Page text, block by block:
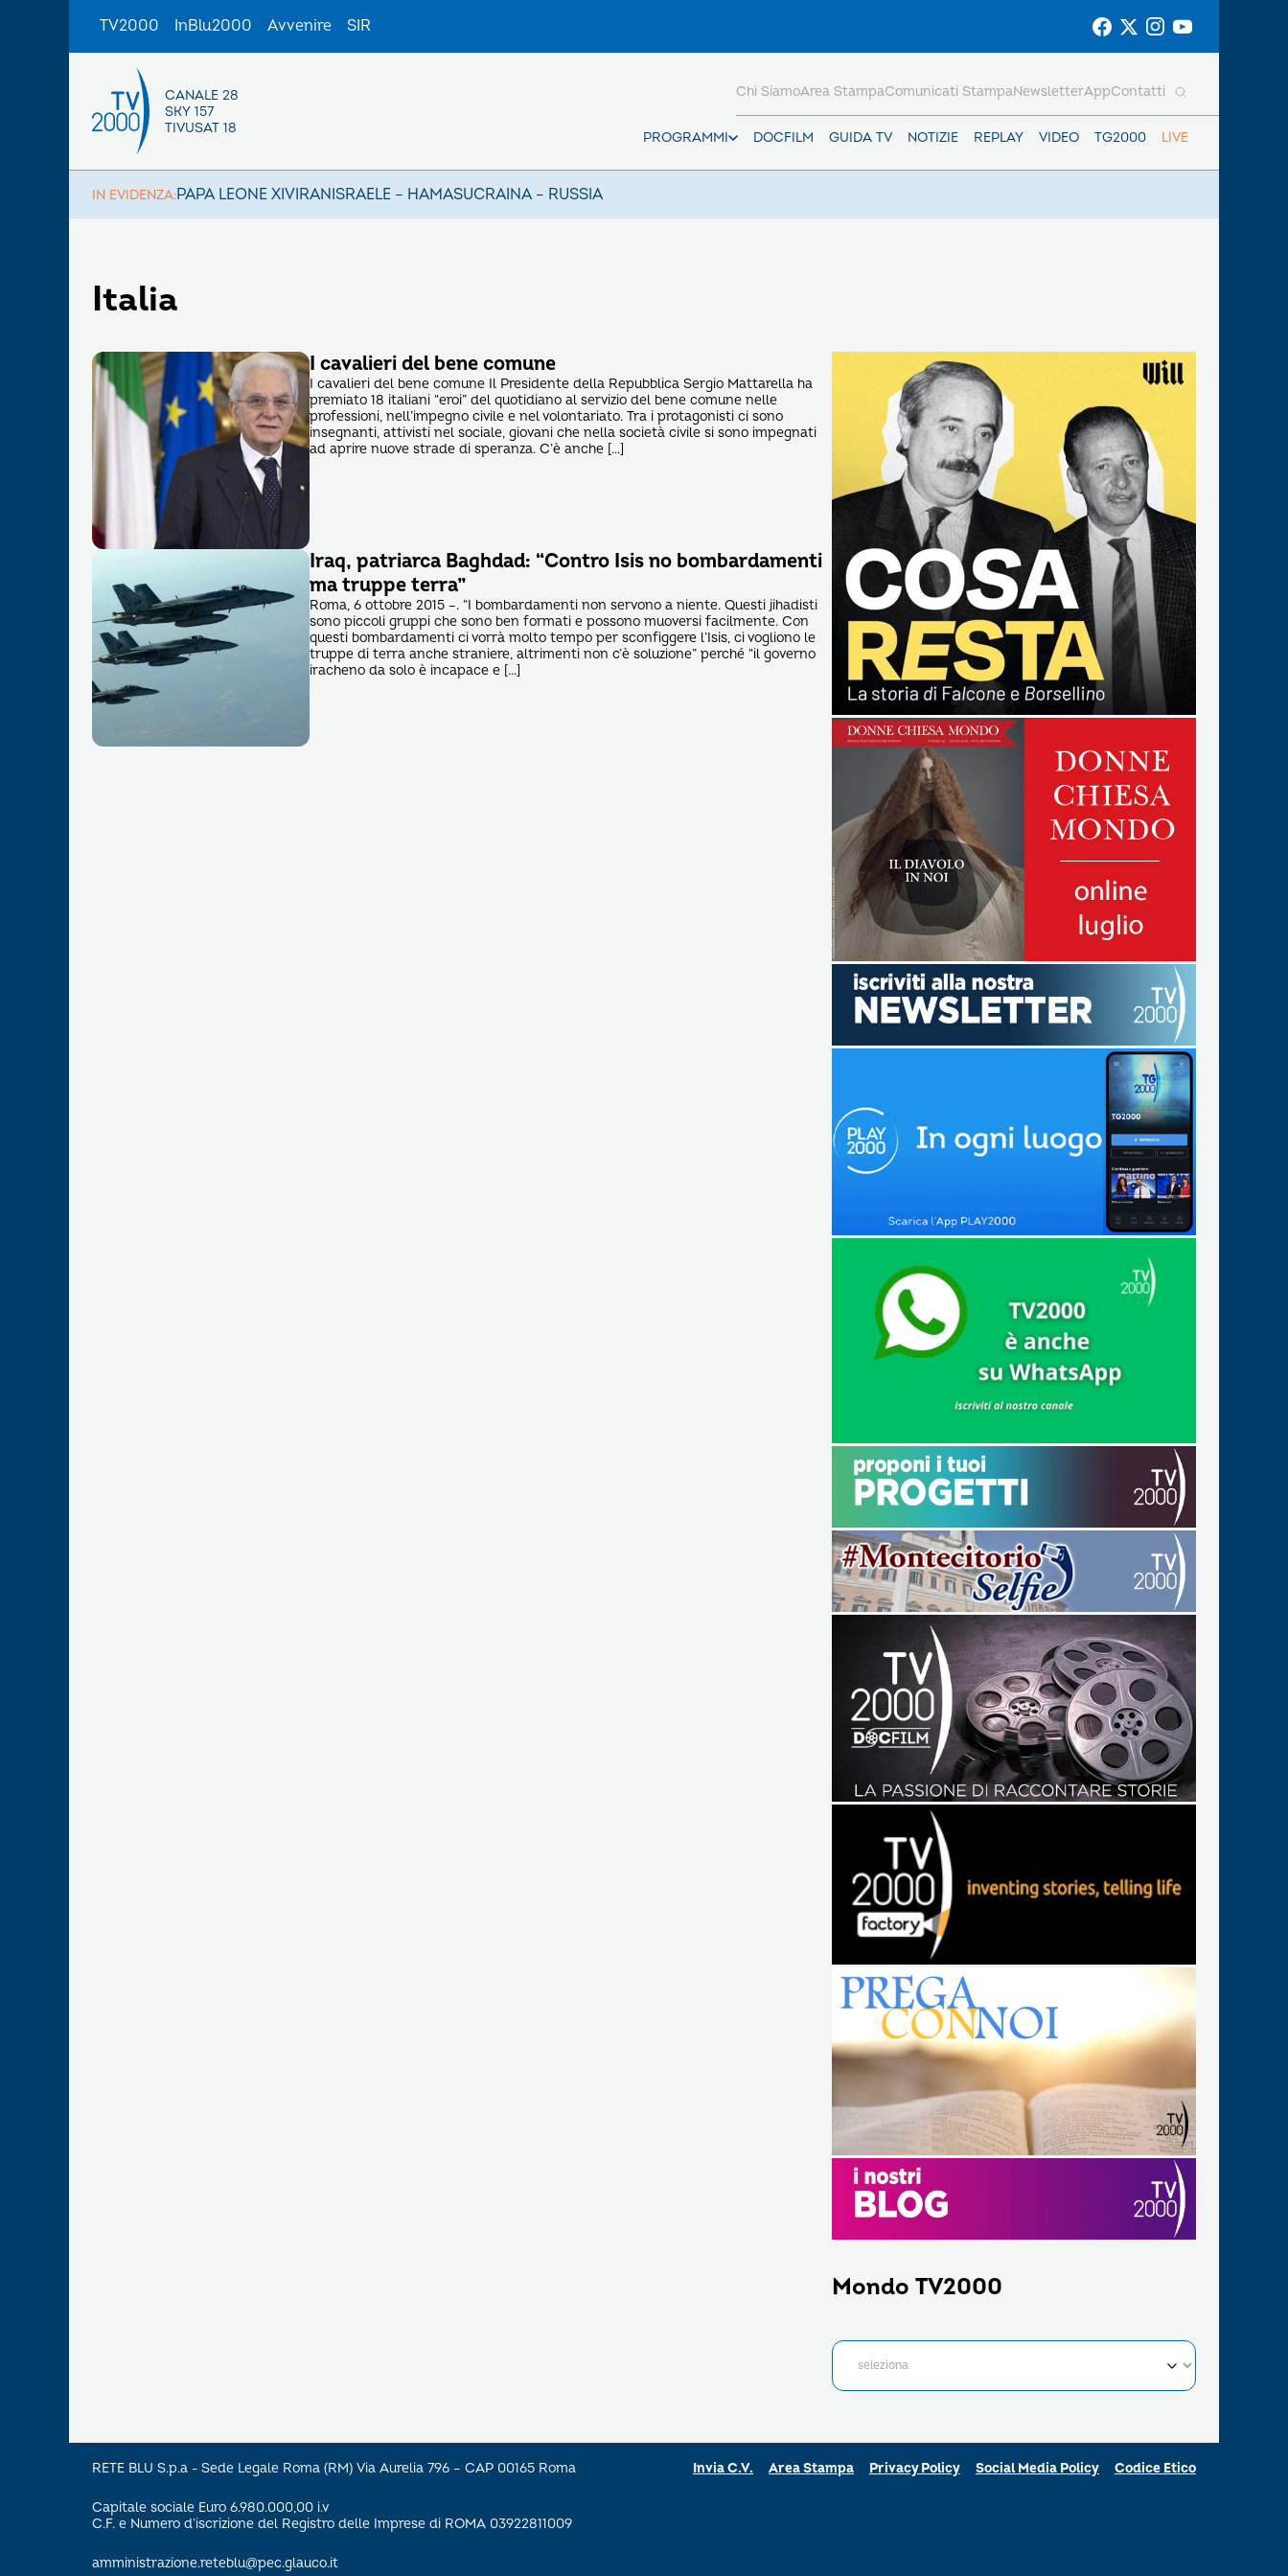
TV2000 InBlu2000 Avvenire SIR
CANALE 28
SKY 157
TIVUSAT 18
PROGRAMMI DOCFILM GUIDA TV NOTIZIE REPLAY VIDEO TG2000 LIVE
Chi SiamoArea StampaComunicati StampaNewsletterAppContatti
IN EVIDENZA:PAPA LEONE XIVIRANISRAELE – HAMASUCRAINA – RUSSIA
Italia
I cavalieri del bene comune
I cavalieri del bene comune Il Presidente della Repubblica Sergio Mattarella ha
premiato 18 italiani “eroi” del quotidiano al servizio del bene comune nelle
professioni, nell’impegno civile e nel volontariato. Tra i protagonisti ci sono
insegnanti, attivisti nel sociale, giovani che nella società civile si sono impegnati
ad aprire nuove strade di speranza. C’è anche […]
Iraq, patriarca Baghdad: “Contro Isis no bombardamenti
ma truppe terra”
Roma, 6 ottobre 2015 –. “I bombardamenti non servono a niente. Questi jihadisti
sono piccoli gruppi che sono ben formati e possono muoversi facilmente. Con
questi bombardamenti ci vorrà molto tempo per sconfiggere l’Isis, ci vogliono le
truppe di terra anche straniere, altrimenti non c’è soluzione” perché “il governo
iracheno da solo è incapace e […]
Mondo TV2000
RETE BLU S.p.a - Sede Legale Roma (RM) Via Aurelia 796 – CAP 00165 Roma
Capitale sociale Euro 6.980.000,00 i.v
C.F. e Numero d’iscrizione del Registro delle Imprese di ROMA 03922811009
amministrazione.reteblu@pec.glauco.it
Invia C.V. Area Stampa Privacy Policy Social Media Policy Codice Etico